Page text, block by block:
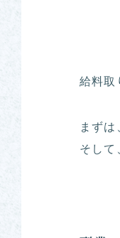
給料取
まず
そして